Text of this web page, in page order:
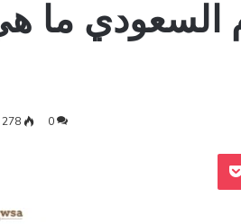
السعودي ما
0
278
‫Pocket